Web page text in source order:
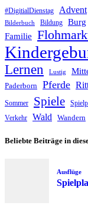
#DigitialDienstag Advent
Bilderbuch Bildung Burg
Familie
Lernen Lustig
Paderborn Pferde
Sommer Spiele
Verkehr Wald Wandern
Beliebte Beiträge in
Ausflüge